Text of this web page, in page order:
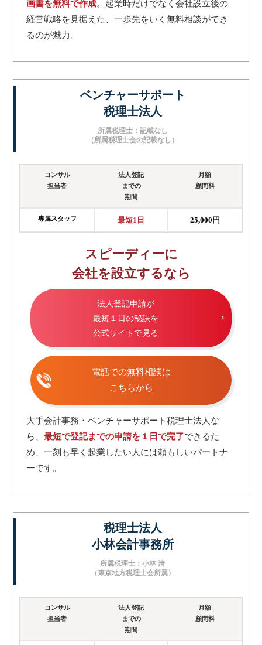
画書を無料で作成。起業時だけでなく会社設立後の
経営戦略を見据えた、一歩先をいく無料相談ができ
るのが魅力。
ベンチャーサポート
税理士法人
所属税理士：記載なし
（所属税理士会の記載なし）
コンサル
担当者
法人登記
までの
期間
月額
顧問料
専属スタッフ 最短1日 25,000円
スピーディーに
会社を設立するなら
法人登記申請が
最短１日の秘訣を
公式サイトで見る
電話での無料相談は
こちらから
大手会計事務・ベンチャーサポート税理士法人な
ら、 最短で登記までの申請を１日で完了できるた
め、一刻も早く起業したい人には頼もしいパートナ
ーです。
税理士法人
小林会計事務所
所属税理士：小林 清
（東京地方税理士会所属）
コンサル
担当者
法人登記
までの
期間
月額
顧問料